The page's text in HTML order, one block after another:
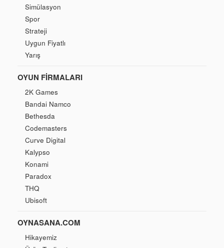
Simülasyon
Spor
Strateji
Uygun Fiyatlı
Yarış
OYUN FIRMALARI
2K Games
Bandai Namco
Bethesda
Codemasters
Curve Digital
Kalypso
Konami
Paradox
THQ
Ubisoft
OYNASANA.COM
Hikayemiz